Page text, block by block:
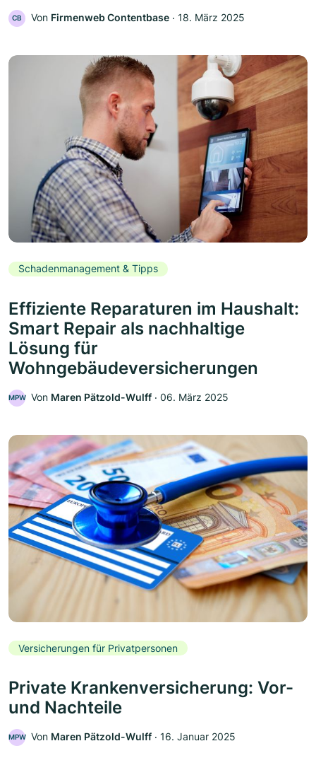
CB Von Firmenweb Contentbase ‧ 18. März 2025
Schadenmanagement & Tipps
Effiziente Reparaturen im Haushalt:
Smart Repair als nachhaltige
Lösung für
Wohngebäudeversicherungen
MPW Von Maren Pätzold-Wulff ‧ 06. März 2025
Versicherungen für Privatpersonen
Private Krankenversicherung: Vor-
und Nachteile
MPW Von Maren Pätzold-Wulff ‧ 16. Januar 2025